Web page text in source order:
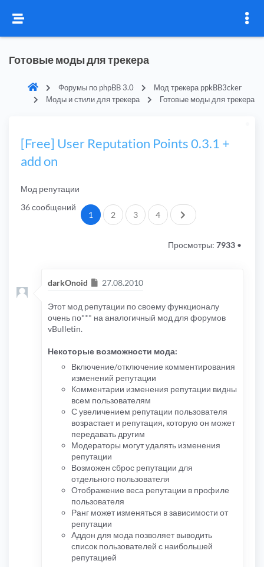
Готовые моды для трекера
Форумы по phpBB 3.0
Мод трекера ppkBB3cker
Моды и стили для трекера
Готовые моды для трекера
[Free] User Reputation Points 0.3.1 +
add on
Мод репутации
36 сообщений
1 2 3 4 След.
Просмотры: 7933 •
darkOnoid Сообщение
27.08.2010
Этот мод репутации по своему функционалу
очень по*** на аналогичный мод для форумов
vBulletin.
Некоторые возможности мода:
Включение/отключение комментирования
изменений репутации
Комментарии изменения репутации видны
всем пользователям
С увеличением репутации пользователя
возрастает и репутация, которую он может
передавать другим
Модераторы могут удалять изменения
репутации
Возможен сброс репутации для
отдельного пользователя
Отображение веса репутации в профиле
пользователя
Ранг может изменяться в зависимости от
репутации
Аддон для мода позволяет выводить
список пользователей с наибольшей
репутацией